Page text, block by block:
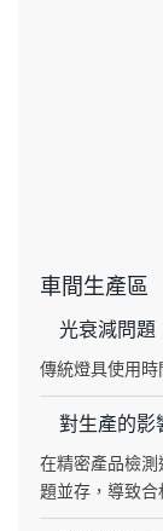
車間生產區
光衰減問題
傳統燈具使用
對生產的影
在精密產品檢
題並存，導致合